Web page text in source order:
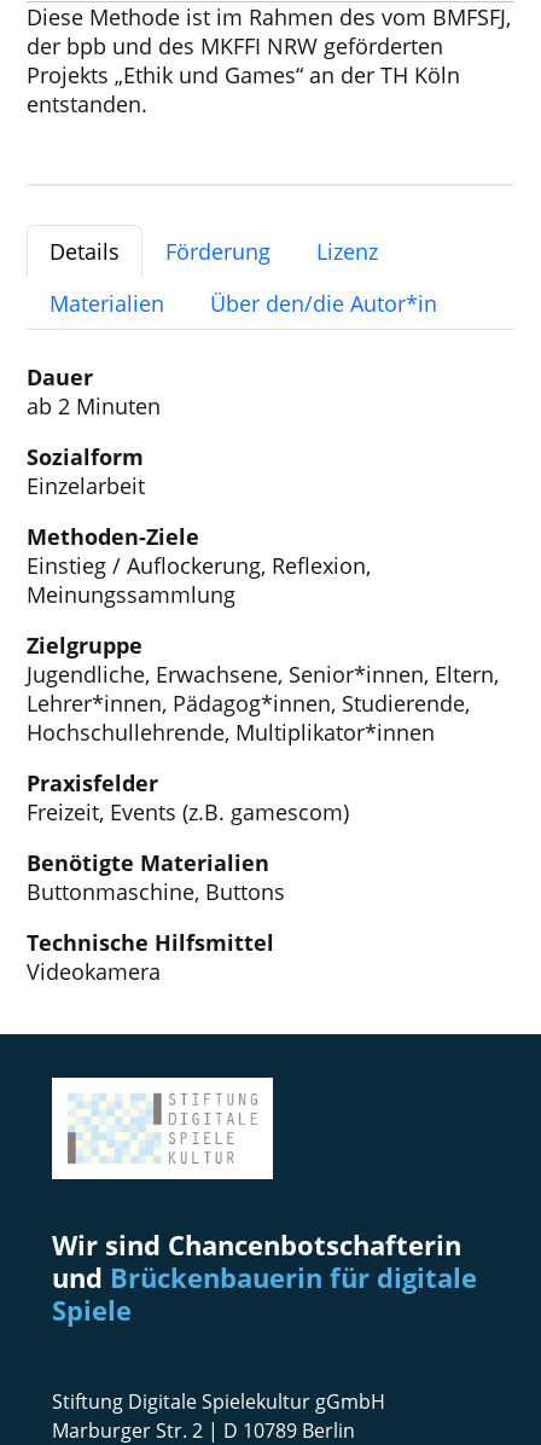
Diese Methode ist im Rahmen des vom BMFSFJ,
der bpb und des MKFFI NRW geförderten
Projekts „Ethik und Games“ an der TH Köln
entstanden.
Details Förderung
Lizenz
Materialien
Über den/die Autor*in
Dauer
ab 2 Minuten
Sozialform
Einzelarbeit
Methoden-Ziele
Einstieg / Auflockerung, Reflexion,
Meinungssammlung
Zielgruppe
Jugendliche, Erwachsene, Senior*innen, Eltern,
Lehrer*innen, Pädagog*innen, Studierende,
Hochschullehrende, Multiplikator*innen
Praxisfelder
Freizeit, Events (z.B. gamescom)
Benötigte Materialien
Buttonmaschine, Buttons
Technische Hilfsmittel
Videokamera
Wir sind Chancenbotschafterin
und Brückenbauerin für digitale
Spiele
Stiftung Digitale Spielekultur gGmbH
Marburger Str. 2 | D 10789 Berlin